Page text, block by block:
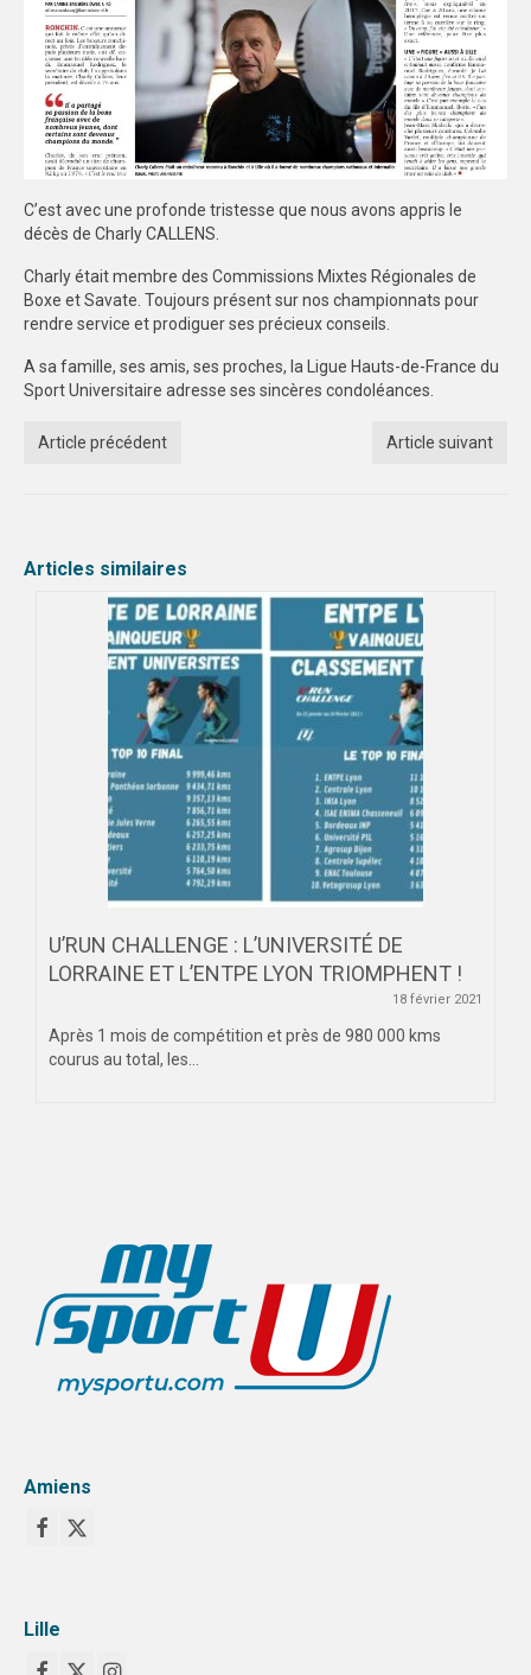
FORMATION
COMMUNICATION
CHAMPIONNATS DE FRANCE
AMIENS
LILLE
VIDÉOTHÈQUE
LOGOTHÈQUE
C’est avec une profonde tristesse que nous avons appris le
décès de Charly CALLENS.
Charly était membre des Commissions Mixtes Régionales de
Boxe et Savate. Toujours présent sur nos championnats pour
rendre service et prodiguer ses précieux conseils.
A sa famille, ses amis, ses proches, la Ligue Hauts-de-France du
Sport Universitaire adresse ses sincères condoléances.
Article précédent Article suivant
Articles similaires
U’RUN CHALLENGE : L’UNIVERSITÉ DE
LORRAINE ET L’ENTPE LYON TRIOMPHENT !
18 février 2021
Après 1 mois de compétition et près de 980 000 kms
courus au total, les...
Amiens
Lille